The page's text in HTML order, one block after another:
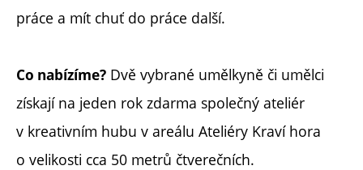
práce a mít chuť do práce další.
Co nabízíme? Dvě vybrané umělkyně či umělci
získají na jeden rok zdarma společný ateliér
v kreativním hubu v areálu Ateliéry Kraví hora
o velikosti cca 50 metrů čtverečních.